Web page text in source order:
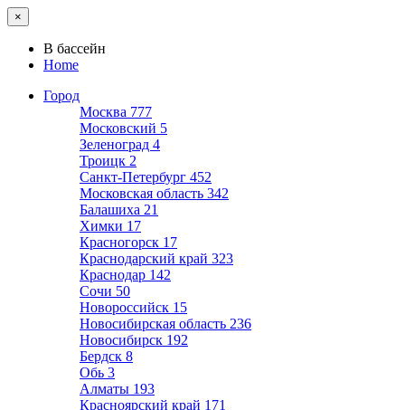
×
В бассейн
Home
Город
Москва 777
Московский 5
Зеленоград 4
Троицк 2
Санкт-Петербург 452
Московская область 342
Балашиха 21
Химки 17
Красногорск 17
Краснодарский край 323
Краснодар 142
Сочи 50
Новороссийск 15
Новосибирская область 236
Новосибирск 192
Бердск 8
Обь 3
Алматы 193
Красноярский край 171